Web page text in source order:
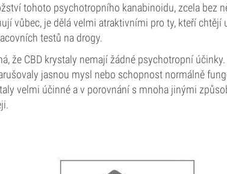
tohoto psychotropního kanabinoidu, zcela bez
vůbec, je dělá velmi atraktivními pro ty, kteří chtějí
testů na drogy.
že CBD krystaly nemají žádné psychotropní
jasnou mysl nebo schopnost normálně
velmi účinné a v porovnání s mnoha jinými